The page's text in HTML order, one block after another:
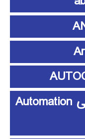
آموزش اتوماسیون صنعتی Automation